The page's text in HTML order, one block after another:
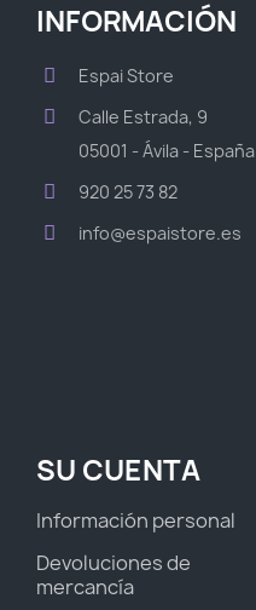
INFORMACIÓN
Espai Store
Calle Estrada, 9
05001 - Ávila - España
920 25 73 82
info@espaistore.es
SU CUENTA
Información personal
Devoluciones de
mercancía